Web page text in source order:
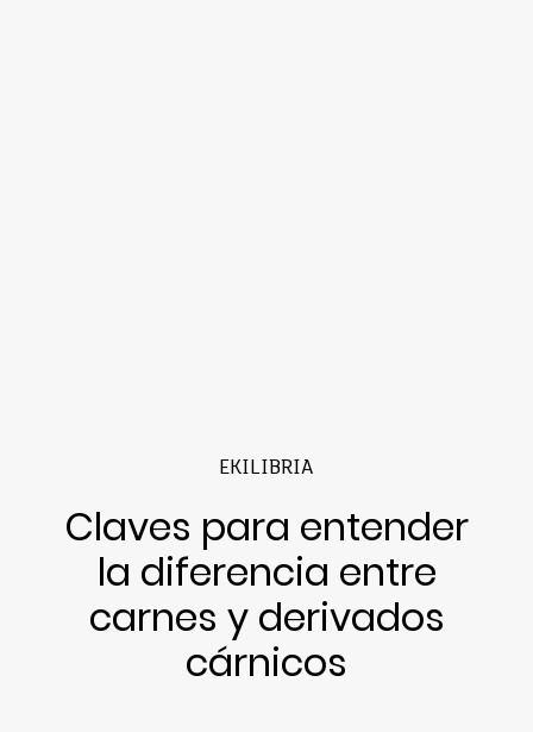
EKILIBRIA
Claves para entender
la diferencia entre
carnes y derivados
cárnicos